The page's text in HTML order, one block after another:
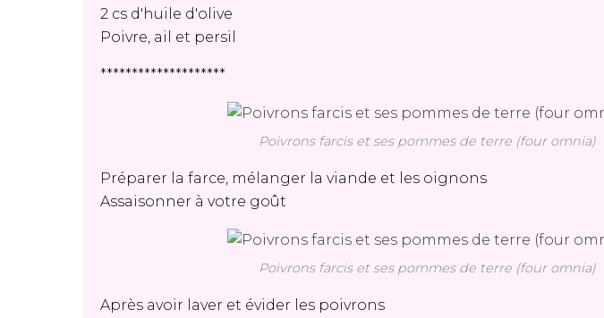
2 cs d'huile d'olive
Poivre, ail et persil
********************
Poivrons farcis et ses pommes de terre (four omnia)
Préparer la farce, mélanger la viande et les oignons
Assaisonner à votre goût
Poivrons farcis et ses pommes de terre (four omnia)
Après avoir laver et évider les poivrons